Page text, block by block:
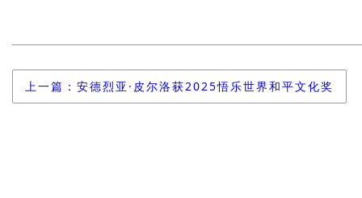
上一篇：安德烈亚·皮尔洛获2025悟乐世界和平文化奖